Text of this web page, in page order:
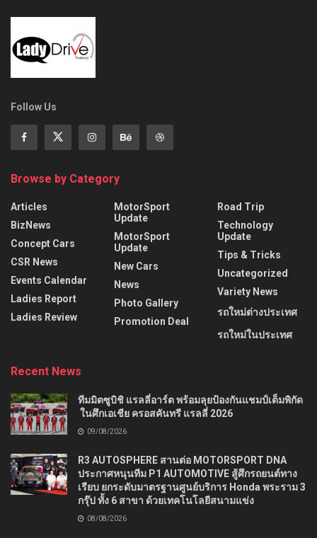
Follow Us
Browse by Category
Articles
BizNews
Concept Cars
CSR News
Events Calendar
Ladies Report
Ladies Review
MotorSport
Update
MotorSport
Update
New Cars
News
Photo Gallery
Promotion Deal
Road Trip
Technology
Update
Tips & Tricks
Uncategorized
Variety News
รถใหม่ต่างประเทศ
รถใหม่ในประเทศ
Recent News
ทีมมิตซูบิชิ แรลลี่อาร์ต พร้อมลุยป้องกันแชมป์เต็มพิกัด
ในศึกเอเชีย ครอสคันทรี แรลลี่ 2026
09/08/2026
R3 AUTOSPHERE สานต่อ MOTORSPORT DNA
ประกาศหนุนทีม P1 AUTOMOTIVE สู้ศึกรถยนต์ทาง
เรียบ ยกระดับมาตรฐานศูนย์บริการ Honda พระราม 3
กรุ๊ป ทั้ง 6 สาขา ด้วยเทคโนโลยีสนามแข่ง
08/08/2026